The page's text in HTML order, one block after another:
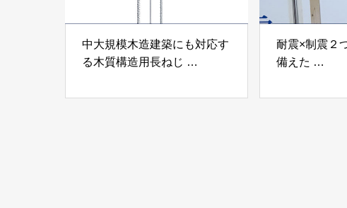
中大規模木造建築にも対応す
る木質構造用長ねじ
ス」 株式会社カナイ
耐震×制震２
備えた
工業株式会社